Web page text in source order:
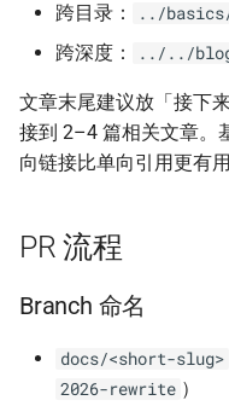
跨目录： ../basics/
跨深度： ../../blog/
文章末尾建议放「接下
接到 2–4 篇相关文章。
向链接比单向引用更有用
PR 流程
Branch 命名
docs/<short-slug>
2026-rewrite ）